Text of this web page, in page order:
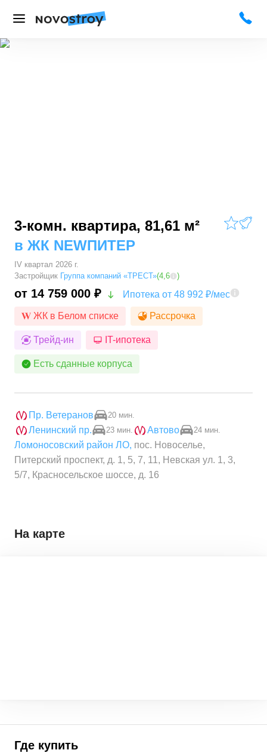
3-комн. квартира, 81,61 м²
в ЖК NEWПИТЕР
IV квартал 2026 г.
Застройщик Группа компаний «ТРЕСТ»(4,6 )
от 14 759 000 ₽ Ипотека от 48 992 ₽/мес
ЖК в Белом списке Рассрочка
Трейд-ин IT-ипотека
Есть сданные корпуса
Пр. Ветеранов 20 мин.
Ленинский пр. 23 мин. Автово 24 мин.
Ломоносовский район ЛО, пос. Новоселье,
Питерский проспект, д. 1, 5, 7, 11, Невская ул. 1, 3,
5/7, Красносельское шоссе, д. 16
Где купить
На карте